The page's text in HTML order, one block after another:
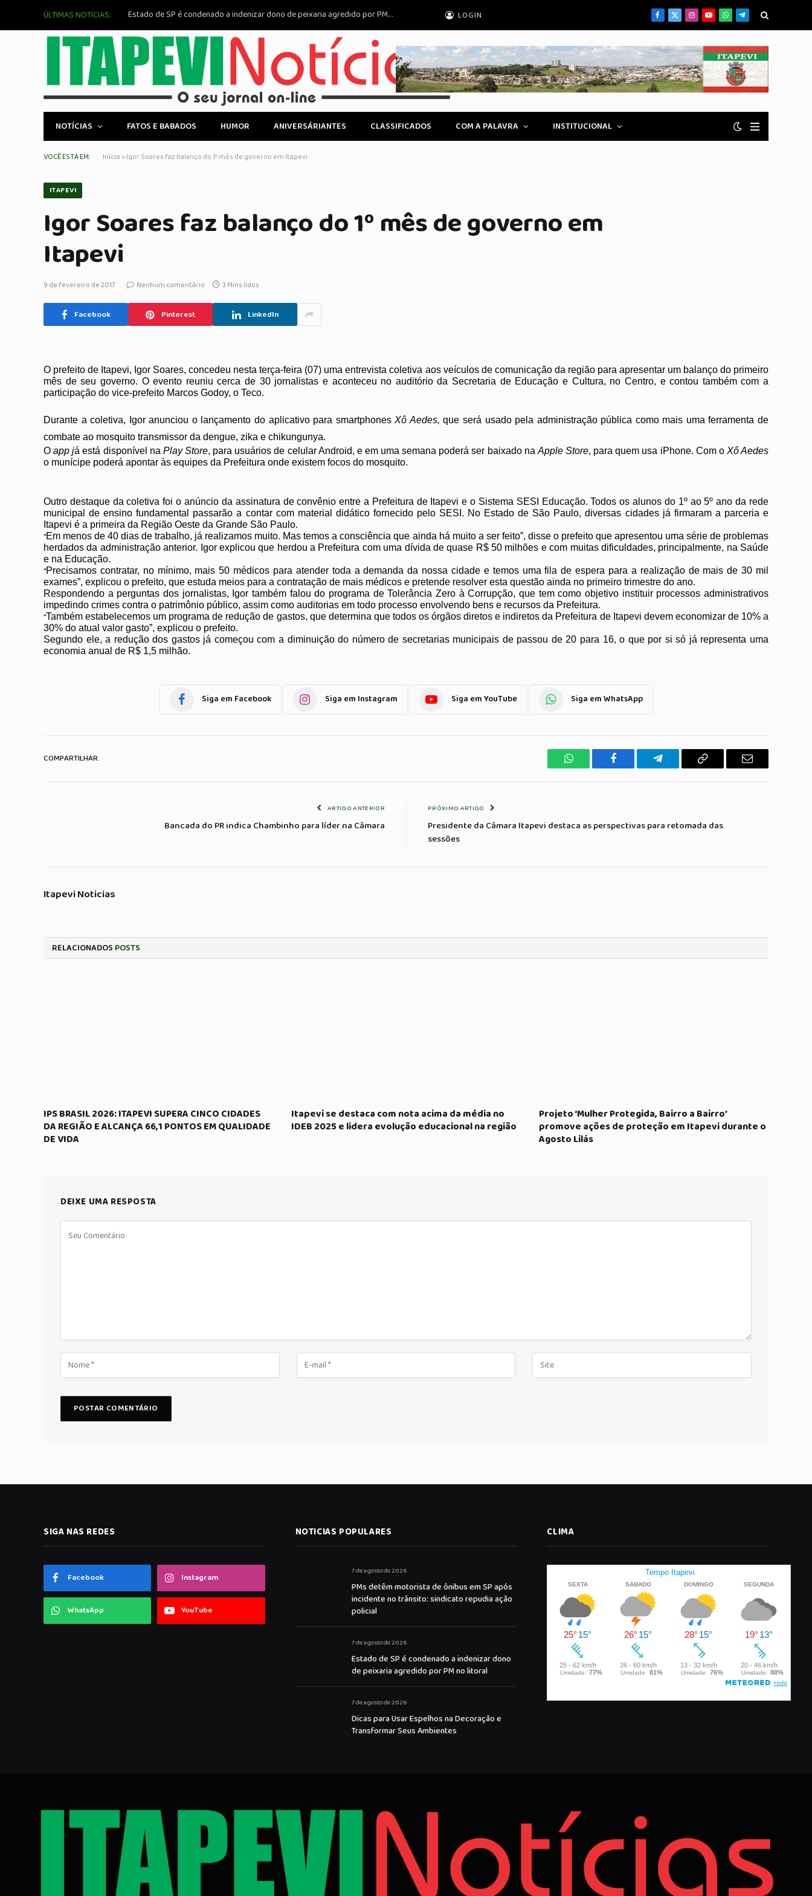
ÚLTIMAS NOTÍCIAS: Estado de SP é condenado a indenizar dono de peixaria agredido por PM no litoral LOGIN Facebook
X
(Twitter)
Instagram
YouTubeWhatsApp
Telegrama
NOTÍCIAS FATOS E BABADOS HUMOR ANIVERSÁRIANTES CLASSIFICADOS COM A PALAVRA INSTITUCIONAL
VOCÊ ESTÁ EM: Início »Igor Soares faz balanço do 1º mês de governo em Itapevi
ITAPEVI
Igor Soares faz balanço do 1º mês de governo em
Itapevi
9 de fevereiro de 2017 Nenhum comentário 3 Mins lidos
Facebook Pinterest LinkedIn
O prefeito de Itapevi, Igor Soares, concedeu nesta terça-feira (07) uma entrevista coletiva aos veículos de comunicação da região para apresentar um balanço do primeiro
mês de seu governo. O evento reuniu cerca de 30 jornalistas e aconteceu no auditório da Secretaria de Educação e Cultura, no Centro, e contou também com a
participação do vice-prefeito Marcos Godoy, o Teco.
Durante a coletiva, Igor anunciou o lançamento do aplicativo para smartphones Xô Aedes, que será usado pela administração pública como mais uma ferramenta de
combate ao mosquito transmissor da dengue, zika e chikungunya.
Oapp já está disponível na Play Store, para usuários de celular Android, e em uma semana poderá ser baixado na Apple Store, para quem usa iPhone. Com o Xô Aedes
o munícipe poderá apontar às equipes da Prefeitura onde existem focos do mosquito.
Outro destaque da coletiva foi o anúncio da assinatura de convênio entre a Prefeitura de Itapevi e o Sistema SESI Educação. Todos os alunos do 1º ao 5º ano da rede
municipal de ensino fundamental passarão a contar com material didático fornecido pelo SESI. No Estado de São Paulo, diversas cidades já firmaram a parceria e
Itapevi é a primeira da Região Oeste da Grande São Paulo.
“Em menos de 40 dias de trabalho, já realizamos muito. Mas temos a consciência que ainda há muito a ser feito”, disse o prefeito que apresentou uma série de problemas
herdados da administração anterior. Igor explicou que herdou a Prefeitura com uma dívida de quase R$ 50 milhões e com muitas dificuldades, principalmente, na Saúde
e na Educação.
“Precisamos contratar, no mínimo, mais 50 médicos para atender toda a demanda da nossa cidade e temos uma fila de espera para a realização de mais de 30 mil
exames”, explicou o prefeito, que estuda meios para a contratação de mais médicos e pretende resolver esta questão ainda no primeiro trimestre do ano.
Respondendo a perguntas dos jornalistas, Igor também falou do programa de Tolerância Zero à Corrupção, que tem como objetivo instituir processos administrativos
impedindo crimes contra o patrimônio público, assim como auditorias em todo processo envolvendo bens e recursos da Prefeitura.
“Também estabelecemos um programa de redução de gastos, que determina que todos os órgãos diretos e indiretos da Prefeitura de Itapevi devem economizar de 10% a
30% do atual valor gasto”, explicou o prefeito.
Segundo ele, a redução dos gastos já começou com a diminuição do número de secretarias municipais de passou de 20 para 16, o que por si só já representa uma
economia anual de R$ 1,5 milhão.
Siga em Facebook Siga em Instagram Siga em YouTube Siga em WhatsApp
COMPARTILHAR.
WhatsAppFacebook TelegramaCopiar
E-
ARTIGO ANTERIOR
Bancada do PR indica Chambinho para líder na Câmara
PRÓXIMO ARTIGO
Presidente da Câmara Itapevi destaca as perspectivas para retomada das
sessões
Itapevi Noticias
RELACIONADOS POSTS
IPS BRASIL 2026: ITAPEVI SUPERA CINCO CIDADES
DA REGIÃO E ALCANÇA 66,1 PONTOS EM QUALIDADE
DE VIDA
Itapevi se destaca com nota acima da média no
IDEB 2025 e lidera evolução educacional na região
Projeto ‘Mulher Protegida, Bairro a Bairro’
promove ações de proteção em Itapevi durante o
Agosto Lilás
DEIXE UMA RESPOSTA
SIGA NAS REDES
Facebook Instagram
WhatsApp YouTube
NOTICIAS POPULARES
7 de agosto de 2026
PMs detêm motorista de ônibus em SP após
incidente no trânsito: sindicato repudia ação
policial
7 de agosto de 2026
Estado de SP é condenado a indenizar dono
de peixaria agredido por PM no litoral
7 de agosto de 2026
Dicas para Usar Espelhos na Decoração e
Transformar Seus Ambientes
CLIMA